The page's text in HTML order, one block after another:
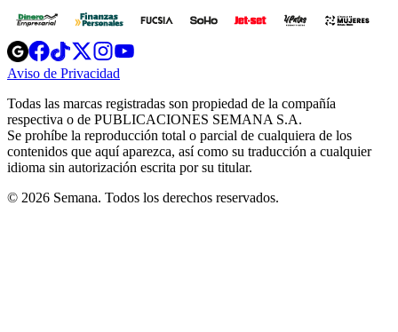
Opens
in
new
Opens
in
new
Opens
in
new
window
Opens
new
windowwindow
Aviso de Privacidad
new
window
Todas las marcas registradas son propiedad de la compañía
respectiva o de PUBLICACIONES SEMANA S.A.
Se prohíbe la reproducción total o parcial de cualquiera de los
contenidos que aquí aparezca, así como su traducción a cualquier
idioma sin autorización escrita por su titular.
© 2026 Semana. Todos los derechos reservados.